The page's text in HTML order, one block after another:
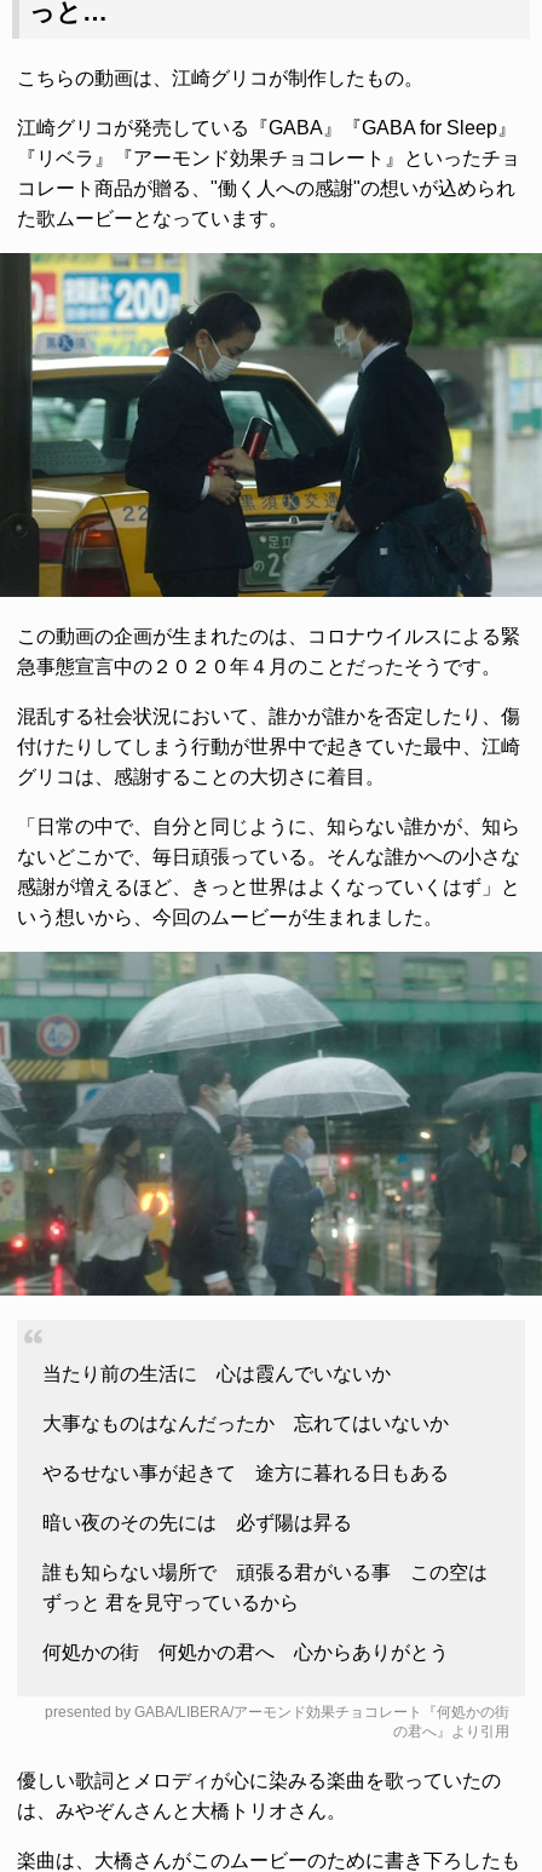
っと…
こちらの動画は、江崎グリコが制作したもの。
江崎グリコが発売している『GABA』『GABA for Sleep』
『リベラ』『アーモンド効果チョコレート』といったチョ
コレート商品が贈る、"働く人への感謝"の想いが込められ
た歌ムービーとなっています。
この動画の企画が生まれたのは、コロナウイルスによる緊
急事態宣言中の２０２０年４月のことだったそうです。
混乱する社会状況において、誰かが誰かを否定したり、傷
付けたりしてしまう行動が世界中で起きていた最中、江崎
グリコは、感謝することの大切さに着目。
「日常の中で、自分と同じように、知らない誰かが、知ら
ないどこかで、毎日頑張っている。そんな誰かへの小さな
感謝が増えるほど、きっと世界はよくなっていくはず」と
いう想いから、今回のムービーが生まれました。
当たり前の生活に 心は霞んでいないか
大事なものはなんだったか 忘れてはいないか
やるせない事が起きて 途方に暮れる日もある
暗い夜のその先には 必ず陽は昇る
誰も知らない場所で 頑張る君がいる事 この空は
ずっと 君を見守っているから
何処かの街 何処かの君へ 心からありがとう
presented by GABA/LIBERA/アーモンド効果チョコレート『何処かの街
の君へ』より引用
優しい歌詞とメロディが心に染みる楽曲を歌っていたの
は、みやぞんさんと大橋トリオさん。
楽曲は、大橋さんがこのムービーのために書き下ろしたも